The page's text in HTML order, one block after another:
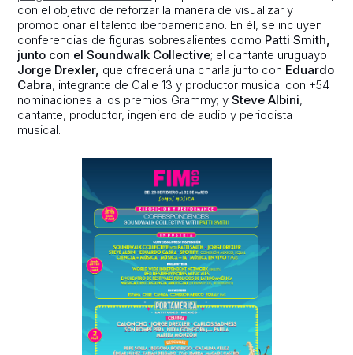
con el objetivo de reforzar la manera de visualizar y
promocionar el talento iberoamericano. En él, se incluyen
conferencias de figuras sobresalientes como Patti Smith,
junto con el Soundwalk Collective; el cantante uruguayo
Jorge Drexler, que ofrecerá una charla junto con Eduardo
Cabra, integrante de Calle 13 y productor musical con +54
nominaciones a los premios Grammy; y Steve Albini,
cantante, productor, ingeniero de audio y periodista
musical.